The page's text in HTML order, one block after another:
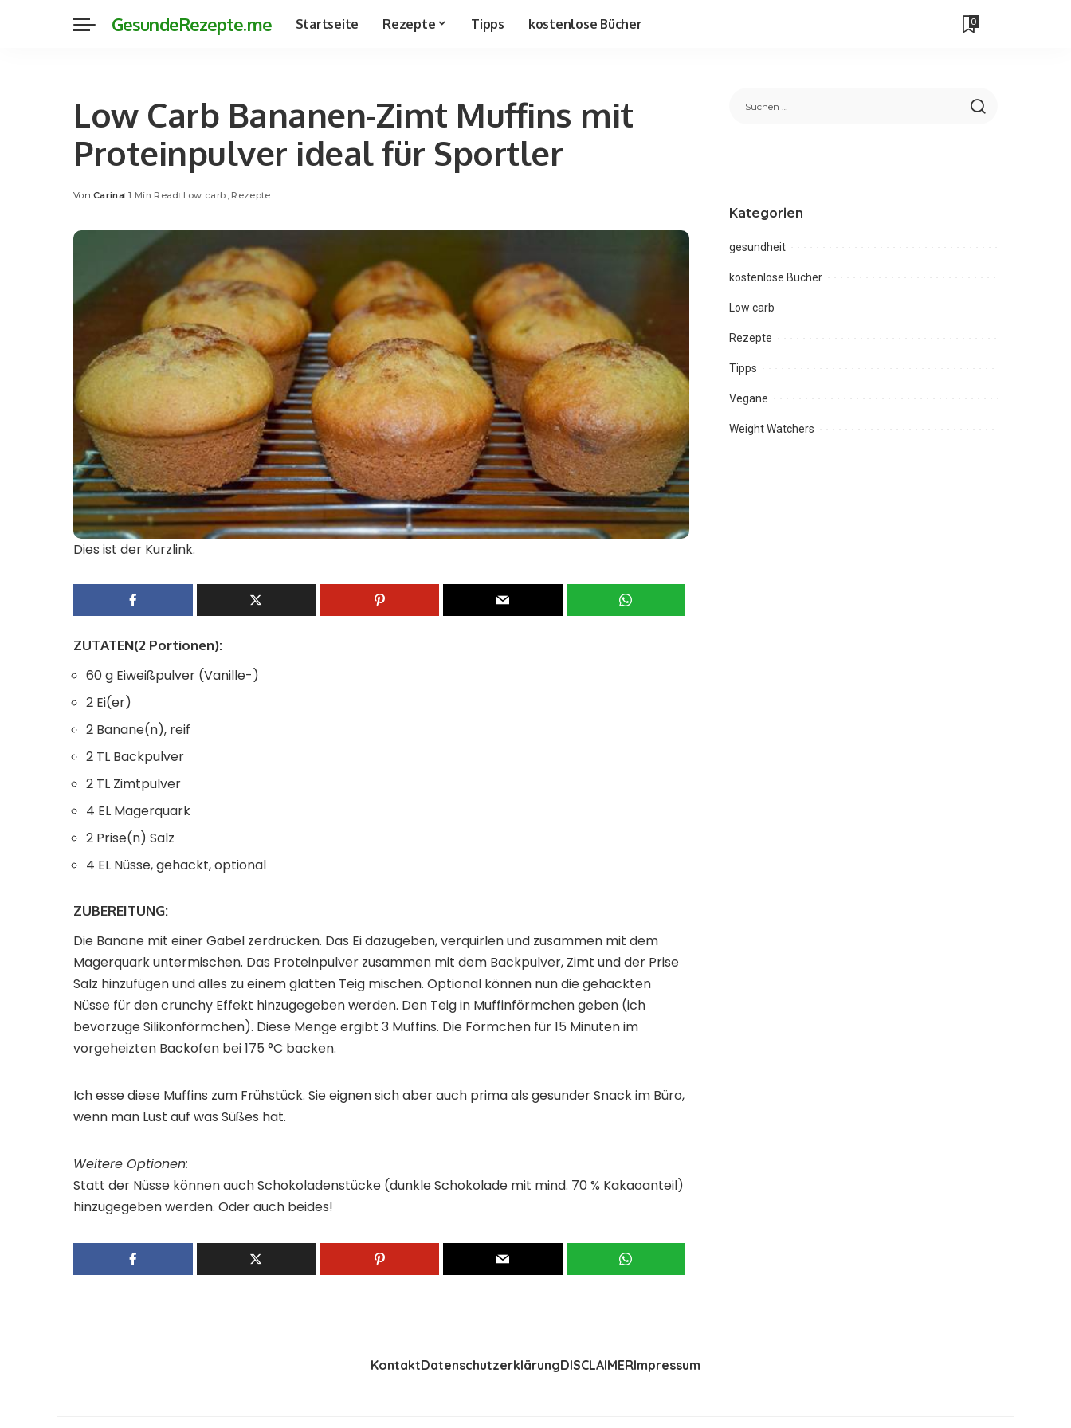
GesundeRezepte.me Startseite Rezepte Tipps kostenlose Bücher 0
Low Carb Bananen-Zimt Muffins mit
Proteinpulver ideal für Sportler
Posted
Von Carina 1 Min Read Low carb Rezepte
Dies ist der Kurzlink.
ZUTATEN(2 Portionen):
60 g Eiweißpulver (Vanille-)
2 Ei(er)
2 Banane(n), reif
2 TL Backpulver
2 TL Zimtpulver
4 EL Magerquark
2 Prise(n) Salz
4 EL Nüsse, gehackt, optional
ZUBEREITUNG:
Die Banane mit einer Gabel zerdrücken. Das Ei dazugeben, verquirlen und zusammen mit dem
Magerquark untermischen. Das Proteinpulver zusammen mit dem Backpulver, Zimt und der Prise
Salz hinzufügen und alles zu einem glatten Teig mischen. Optional können nun die gehackten
Nüsse für den crunchy Effekt hinzugegeben werden. Den Teig in Muffinförmchen geben (ich
bevorzuge Silikonförmchen). Diese Menge ergibt 3 Muffins. Die Förmchen für 15 Minuten im
vorgeheizten Backofen bei 175 °C backen.
Ich esse diese Muffins zum Frühstück. Sie eignen sich aber auch prima als gesunder Snack im Büro,
wenn man Lust auf was Süßes hat.
Weitere Optionen:
Statt der Nüsse können auch Schokoladenstücke (dunkle Schokolade mit mind. 70 % Kakaoanteil)
hinzugegeben werden. Oder auch beides!
Kategorien
gesundheit
kostenlose Bücher
Low carb
Rezepte
Tipps
Vegane
Weight Watchers
KontaktDatenschutzerklärungDISCLAIMERImpressum